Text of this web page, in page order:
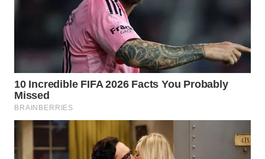
SURABAYA
WN
NATUNA
WN